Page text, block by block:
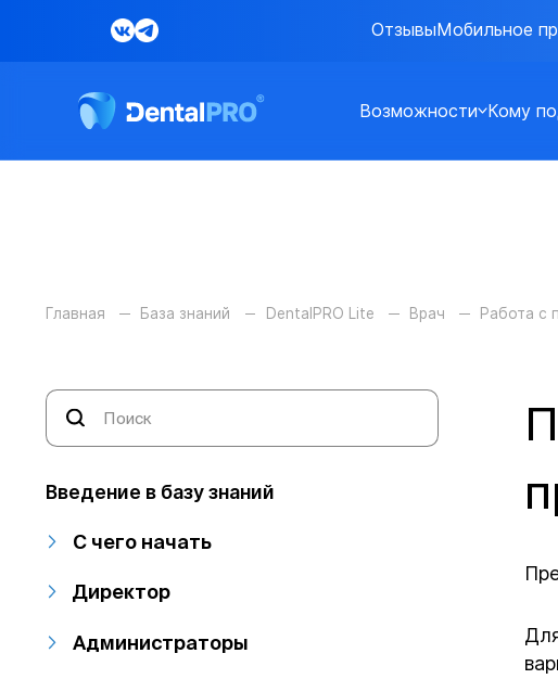
ОтзывыМобильное
Возможности Кому
Главная База знаний DentalPRO Lite Врач Работа с
Введение в базу знаний
С чего начать
Директор
Администраторы